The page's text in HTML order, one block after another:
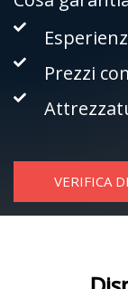
Prezzi
VERIFICA